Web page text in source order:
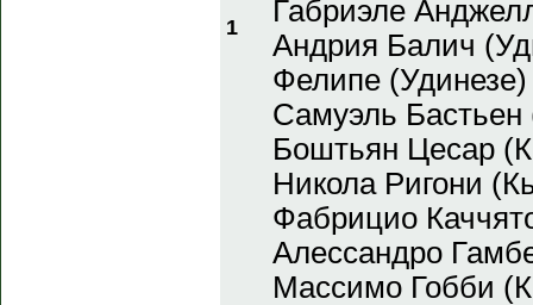
1
Габриэле
Андрия Балич
Фелипе (Удинезе)
Самуэль Бастьен
Боштьян Цесар
Никола Ригони
Фабрицио
Алессандро
Массимо Гобби